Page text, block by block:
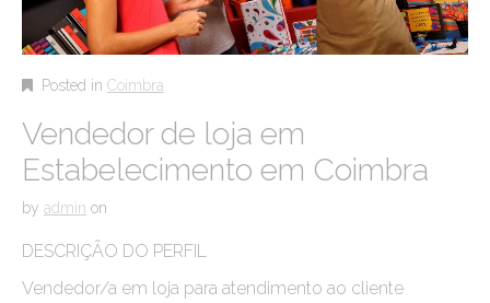
Posted in Coimbra
Vendedor de loja em
Estabelecimento em Coimbra
by admin on
DESCRIÇÃO DO PERFIL
Vendedor/a em loja para atendimento ao cliente